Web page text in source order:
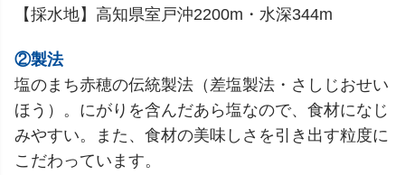
【採水地】高知県室戸沖2200m・水深344m
②製法
塩のまち赤穂の伝統製法（差塩製法・さしじおせい
ほう）。にがりを含んだあら塩なので、食材になじ
みやすい。また、食材の美味しさを引き出す粒度に
こだわっています。